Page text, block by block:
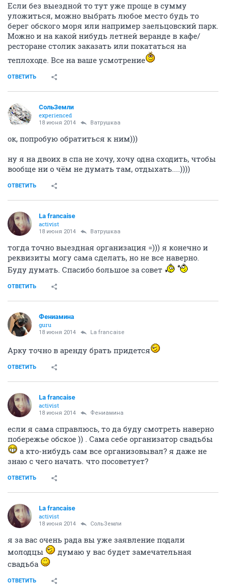
Если без выездной то тут уже проще в сумму
уложиться, можно выбрать любое место будь то
берег обского моря или например заельцовский парк.
Можно и на какой нибудь летней веранде в кафе/
ресторане столик заказать или покататься на
теплоходе. Все на ваше усмотрение
ОТВЕТИТЬ
СольЗемли
experienced
18 июня 2014 Ватрушкаа
ок, попробую обратиться к ним)))
ну я на двоих в спа не хочу, хочу одна сходить, чтобы
вообще ни о чём не думать там, отдыхать....))))
ОТВЕТИТЬ
La francaise
activist
18 июня 2014 Ватрушкаа
тогда точно выездная организация =))) я конечно и
реквизиты могу сама сделать, но не все наверно.
Буду думать. Спасибо большое за совет
ОТВЕТИТЬ
Фениамина
guru
18 июня 2014 La francaise
Арку точно в аренду брать придется
ОТВЕТИТЬ
La francaise
activist
18 июня 2014 Фениамина
если я сама справлюсь, то да буду смотреть наверно
побережье обское )) . Сама себе организатор свадьбы
а кто-нибудь сам все организовывал? я даже не
знаю с чего начать. что посоветует?
ОТВЕТИТЬ
La francaise
activist
18 июня 2014 СольЗемли
я за вас очень рада вы уже заявление подали
молодцы
думаю у вас будет замечательная
свадьба
ОТВЕТИТЬ